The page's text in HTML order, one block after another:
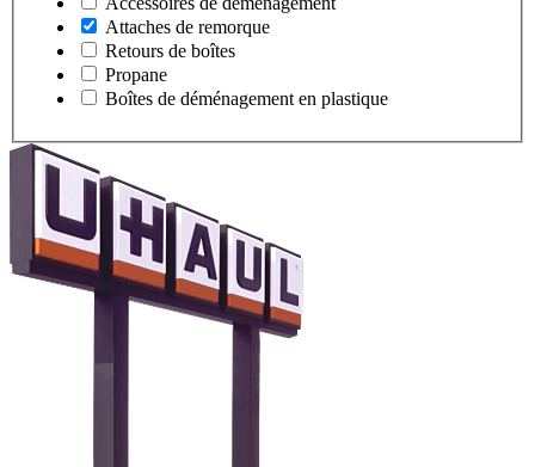
Attaches de remorque
Retours de boîtes
Propane
Boîtes de déménagement en plastique